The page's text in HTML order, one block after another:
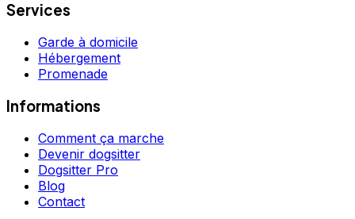
Services
Garde à domicile
Hébergement
Promenade
Informations
Comment ça marche
Devenir dogsitter
Dogsitter Pro
Blog
Contact